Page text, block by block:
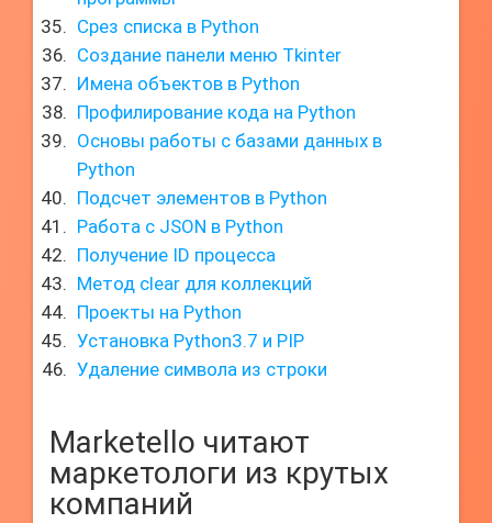
Срез списка в Python
Создание панели меню Tkinter
Имена объектов в Python
Профилирование кода на Python
Основы работы с базами данных в
Python
Подсчет элементов в Python
Работа с JSON в Python
Получение ID процесса
Метод clear для коллекций
Проекты на Python
Установка Python3.7 и PIP
Удаление символа из строки
Marketello читают
маркетологи из крутых
компаний